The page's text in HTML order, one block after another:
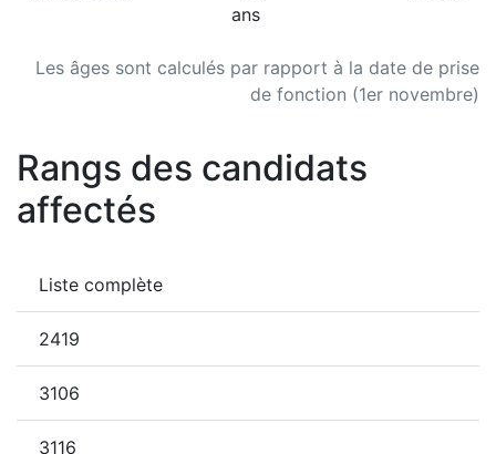
Les âges sont calculés par rapport à la date de prise
de fonction (1er novembre)
ans
Rangs des candidats
affectés
Liste complète
2419
3106
3116